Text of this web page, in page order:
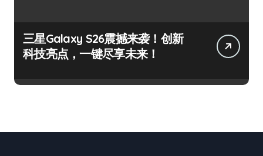
三星Galaxy S26震撼来袭！创新
科技亮点，一键尽享未来！